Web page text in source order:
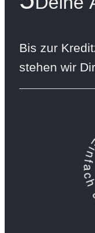
Bis zur
stehen wir